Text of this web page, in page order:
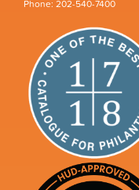
Phone: 202-540-7400